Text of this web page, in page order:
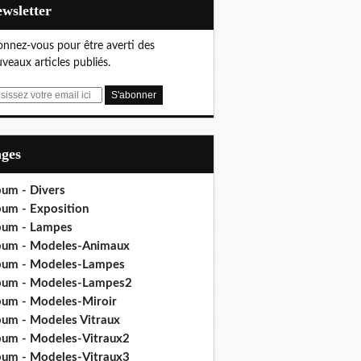
vous pour être averti des
articles publiés.
- Divers
- Exposition
- Lampes
- Modeles-Animaux
- Modeles-Lampes
- Modeles-Lampes2
- Modeles-Miroir
- Modeles Vitraux
- Modeles-Vitraux2
- Modeles-Vitraux3